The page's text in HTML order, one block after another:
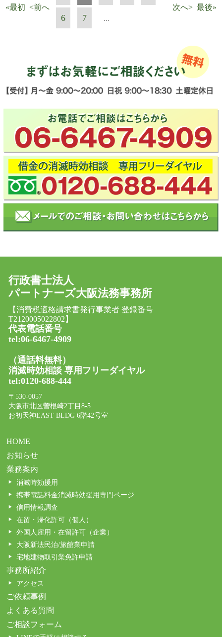
«最初 <前へ
6 7 ...
次へ> 最後»
行政書士法人
パートナーズ大阪法務事務所
【消費税適格請求書発行事業者 登録番号
T2120005022802】
代表電話番号
tel:06-6467-4909
（通話料無料）
消滅時効相談 専用フリーダイヤル
tel:0120-688-444
〒530-0057
大阪市北区曽根崎2丁目8-5
お初天神EAST BLDG 6階42号室
HOME
お知らせ
業務案内
消滅時効援用
携帯電話料金消滅時効援用専門ページ
信用情報調査
在留・帰化許可（個人）
外国人雇用・在留許可（企業）
大阪新法民泊/旅館業申請
宅地建物取引業免許申請
事務所紹介
アクセス
ご依頼事例
よくある質問
ご相談フォーム